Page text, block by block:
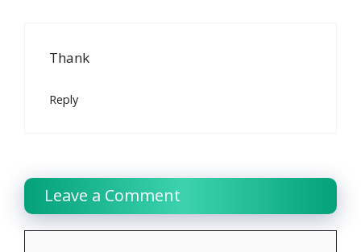
Thank
Reply
Leave a Comment